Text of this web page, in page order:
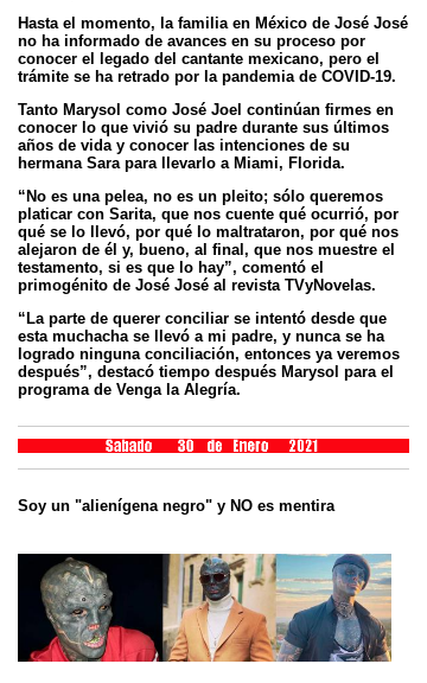
Hasta el momento, la familia en México de José José
no ha informado de avances en su proceso por
conocer el legado del cantante mexicano, pero el
trámite se ha retrado por la pandemia de COVID-19.
Tanto Marysol como José Joel continúan firmes en
conocer lo que vivió su padre durante sus últimos
años de vida y conocer las intenciones de su
hermana Sara para llevarlo a Miami, Florida.
“No es una pelea, no es un pleito; sólo queremos
platicar con Sarita, que nos cuente qué ocurrió, por
qué se lo llevó, por qué lo maltrataron, por qué nos
alejaron de él y, bueno, al final, que nos muestre el
testamento, si es que lo hay”, comentó el
primogénito de José José al revista TVyNovelas.
“La parte de querer conciliar se intentó desde que
esta muchacha se llevó a mi padre, y nunca se ha
logrado ninguna conciliación, entonces ya veremos
después”, destacó tiempo después Marysol para el
programa de Venga la Alegría.
Soy un "alienígena negro" y NO es mentira